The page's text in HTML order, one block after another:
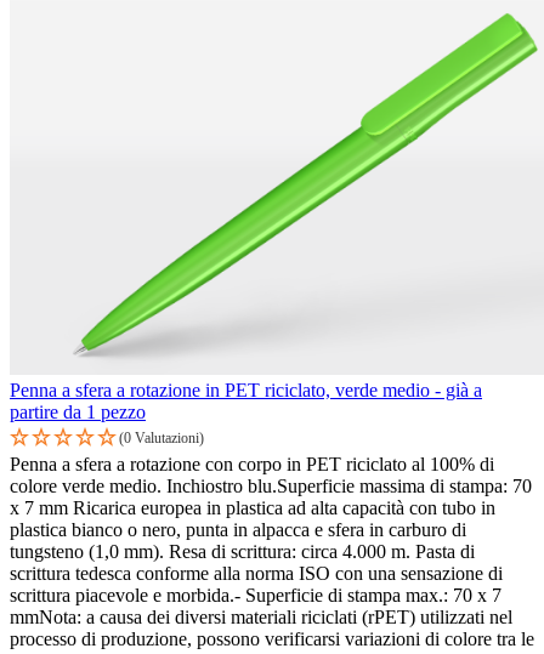
Penna a sfera a rotazione in PET riciclato, verde medio - già a
partire da 1 pezzo
(0 Valutazioni)
Penna a sfera a rotazione con corpo in PET riciclato al 100% di
colore verde medio. Inchiostro blu.Superficie massima di stampa: 70
x 7 mm Ricarica europea in plastica ad alta capacità con tubo in
plastica bianco o nero, punta in alpacca e sfera in carburo di
tungsteno (1,0 mm). Resa di scrittura: circa 4.000 m. Pasta di
scrittura tedesca conforme alla norma ISO con una sensazione di
scrittura piacevole e morbida.- Superficie di stampa max.: 70 x 7
mmNota: a causa dei diversi materiali riciclati (rPET) utilizzati nel
processo di produzione, possono verificarsi variazioni di colore tra le